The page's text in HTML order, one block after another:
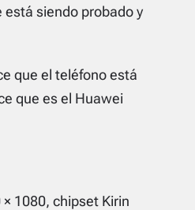
siendo probado y
que el teléfono está
que es el Huawei
1080, chipset Kirin